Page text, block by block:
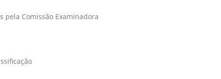
pela Comissão Examinadora